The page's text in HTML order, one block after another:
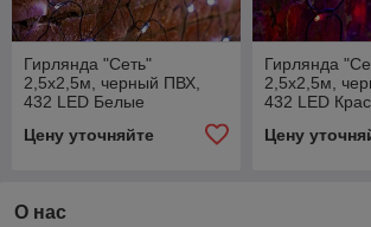
Гирлянда "Сеть"
2,5х2,5м, черный ПВХ,
432 LED Белые
Цену уточняйте
Гирлянда
2,5х2,5м,
432 LED
Цену
О нас